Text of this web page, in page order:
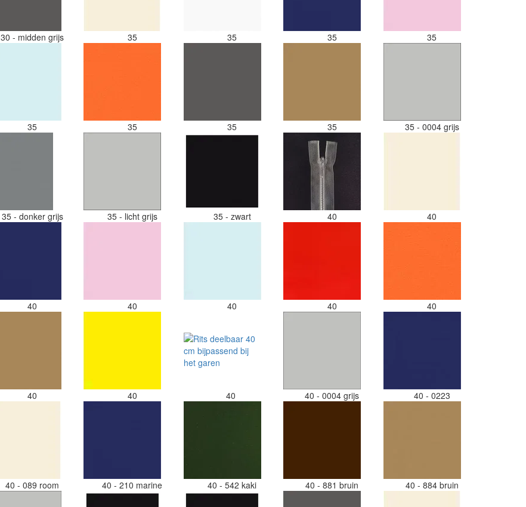
30 - midden grijs 35 35 35 35
35 35 35 35 35 - 0004 grijs
35 - donker grijs 35 - licht grijs 35 - zwart 40 40
40 40 40 40 40
40 40 40 40 - 0004 grijs 40 - 0223
40 - 089 room 40 - 210 marine 40 - 542 kaki 40 - 881 bruin 40 - 884 bruin